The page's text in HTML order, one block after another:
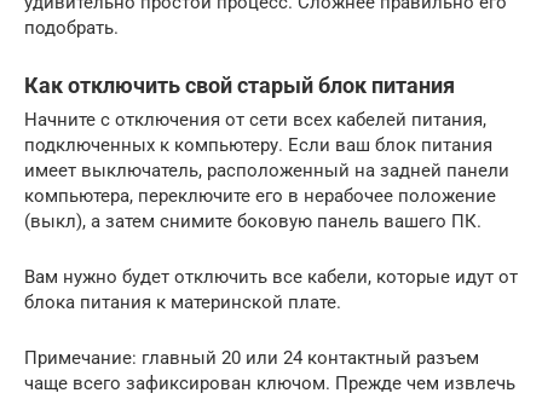
подобрать.
Как отключить свой старый блок питания
Начните с отключения от сети всех кабелей питания,
подключенных к компьютеру. Если ваш блок питания
имеет выключатель, расположенный на задней панели
компьютера, переключите его в нерабочее положение
(выкл), а затем снимите боковую панель вашего ПК.
Вам нужно будет отключить все кабели, которые идут от
блока питания к материнской плате.
Примечание: главный 20 или 24 контактный разъем
чаще всего зафиксирован ключом. Прежде чем извлечь